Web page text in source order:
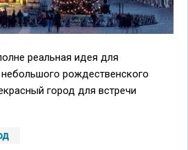
реальная идея для
рождественского
город для встречи